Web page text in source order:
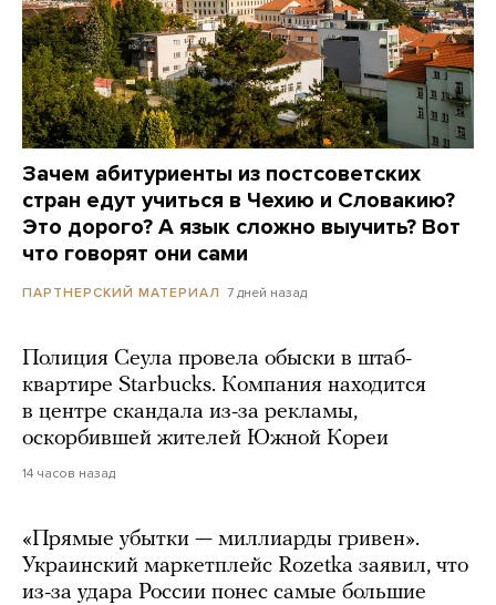
Зачем абитуриенты из постсоветских
стран едут учиться в Чехию и Словакию?
Это дорого? А язык сложно выучить? Вот
что говорят они сами
ПАРТНЕРСКИЙ МАТЕРИАЛ 7 дней назад
Полиция Сеула провела обыски в штаб-
квартире Starbucks. Компания находится
в центре скандала из-за рекламы,
оскорбившей жителей Южной Кореи
14 часов назад
«Прямые убытки — миллиарды гривен».
Украинский маркетплейс Rozetka заявил, что
из-за удара России понес самые большие